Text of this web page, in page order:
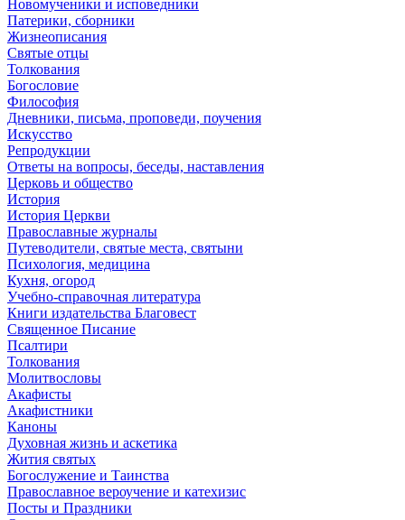
Новомученики и исповедники
Патерики, сборники
Жизнеописания
Святые отцы
Толкования
Богословие
Философия
Дневники, письма, проповеди, поучения
Искусство
Репродукции
Ответы на вопросы, беседы, наставления
Церковь и общество
История
История Церкви
Православные журналы
Путеводители, святые места, святыни
Психология, медицина
Кухня, огород
Учебно-справочная литература
Книги издательства Благовест
Священное Писание
Псалтири
Толкования
Молитвословы
Акафисты
Акафистники
Каноны
Духовная жизнь и аскетика
Жития святых
Богослужение и Таинства
Православное вероучение и катехизис
Посты и Праздники